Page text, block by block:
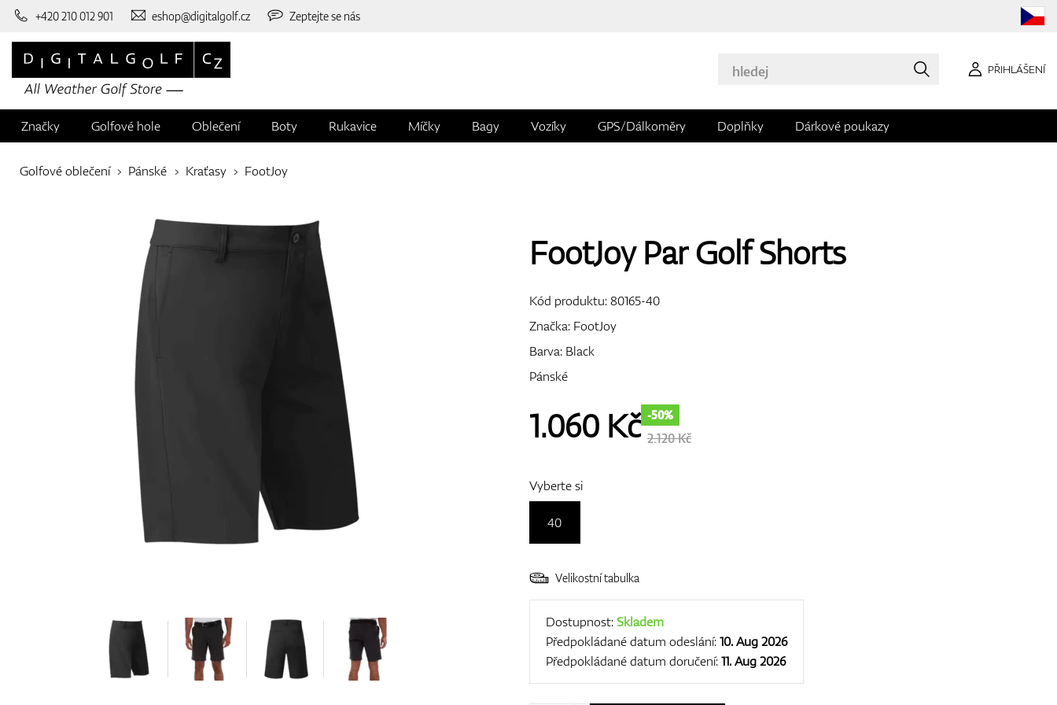
+420 210 012 901 eshop@digitalgolf.cz Zeptejte se nás
PŘIHLÁŠENÍ
Značky Golfové hole Oblečení Boty Rukavice Míčky Bagy Vozíky GPS/Dálkoměry Doplňky Dárkové poukazy
Golfové oblečení Pánské Kraťasy FootJoy
FootJoy Par Golf Shorts
Kód produktu:80165-40
Značka: FootJoy
Barva: Black
Pánské
1.060Kč -50%
2.120 Kč
Vyberte si
40
Velikostní tabulka
Dostupnost:Skladem
Předpokládané datum odeslání:10. Aug 2026
Předpokládané datum doručení:11. Aug 2026